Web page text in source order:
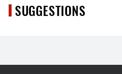
SUGGESTIONS